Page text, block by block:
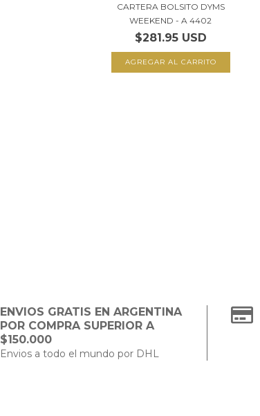
CARTERA BOLSITO DYMS
WEEKEND - A 4402
$281.95 USD
AGREGAR AL CARRITO
ENVIOS GRATIS EN ARGENTINA
POR COMPRA SUPERIOR A
$150.000
Envios a todo el mundo por DHL